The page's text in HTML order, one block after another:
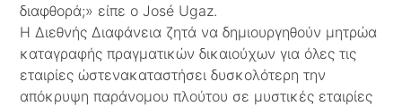
διαφθορά;» είπε ο José Ugaz.
Η Διεθνής Διαφάνεια ζητά να δημιουργηθούν μητρώα
καταγραφής πραγματικών δικαιούχων για όλες τις
εταιρίες ώστενακαταστήσει δυσκολότερη την
απόκρυψη παράνομου πλούτου σε μυστικές εταιρίες